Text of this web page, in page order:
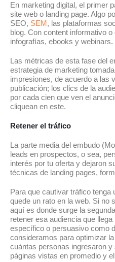
En marketing digital, el primer
site web o landing page. Algo
SEO, SEM, las plataformas
blog. Con content informativo
infografías, ebooks y webinars.
Las métricas de esta fase del
estrategia de marketing
impresiones, de acuerdo a las
publicación; los clics de la
por cada cien que ven el
cliquean en este.
Retener el tráfico
La parte media del embudo
leads en prospectos, o sea,
interés por tu oferta y dejaron
técnicas de landing pages,
Para que cautivar tráfico
quede un rato en la web. Si no
aquí es donde surge la
retener esa audiencia que
específico o persuasivo como
consideramos para optimizar
cuántas personas ingresaron
páginas vistas en promedio y